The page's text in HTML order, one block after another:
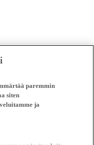
paremmin
siten
ja